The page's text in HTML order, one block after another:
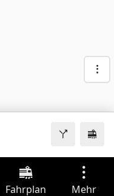
Fahrplan Mehr